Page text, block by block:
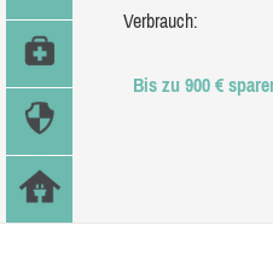
Verbrauch:
Bis zu 900 €